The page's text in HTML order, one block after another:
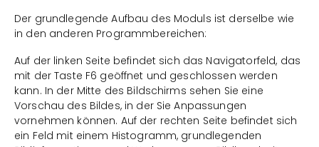
Der grundlegende Aufbau des Moduls ist derselbe wie
in den anderen Programmbereichen:
Auf der linken Seite befindet sich das Navigatorfeld, das
mit der Taste F6 geöffnet und geschlossen werden
kann. In der Mitte des Bildschirms sehen Sie eine
Vorschau des Bildes, in der Sie Anpassungen
vornehmen können. Auf der rechten Seite befindet sich
ein Feld mit einem Histogramm, grundlegenden